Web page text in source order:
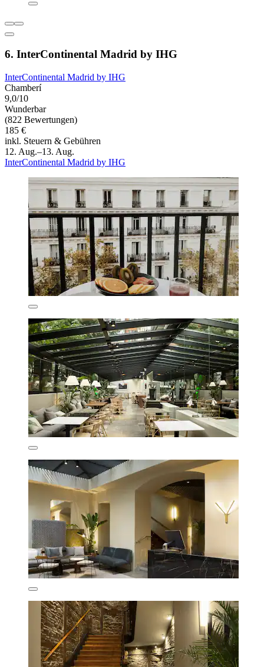
6. InterContinental Madrid by IHG
InterContinental Madrid by IHG
Chamberí
9,0/10
Wunderbar
(822 Bewertungen)
185 €
inkl. Steuern & Gebühren
12. Aug.–13. Aug.
InterContinental Madrid by IHG